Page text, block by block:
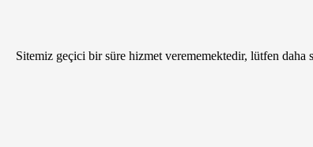
Sitemiz geçici bir süre hizmet verememektedir, lütfen daha